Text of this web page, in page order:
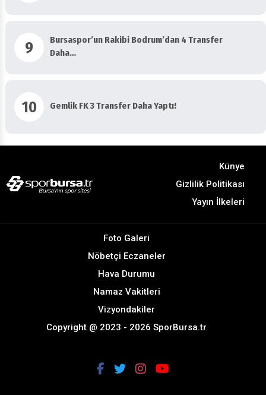
9
Bursaspor’un Rakibi Bodrum’dan 4 Transfer
Daha…
10 Gemlik FK 3 Transfer Daha Yaptı!
Künye
Gizlilik Politikası
Yayın İlkeleri
Foto Galeri
Nöbetçi Eczaneler
Hava Durumu
Namaz Vakitleri
Vizyondakiler
Copyright @ 2023 - 2026 SporBursa.tr